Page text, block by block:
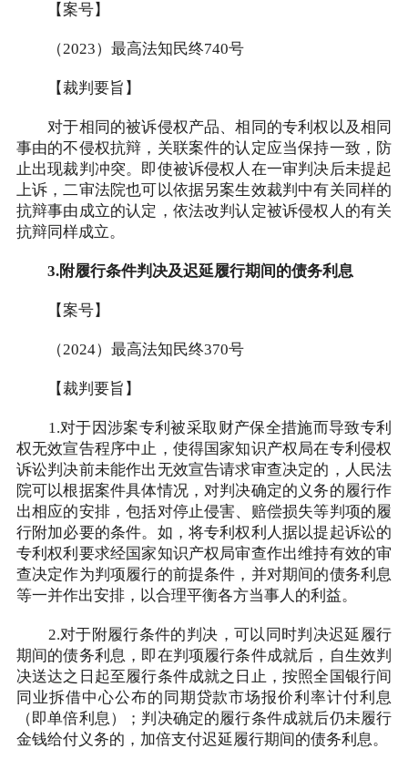
【案号】
（2023）最高法知民终740号
【裁判要旨】
对于相同的被诉侵权产品、相同的专利权以及相同
事由的不侵权抗辩，关联案件的认定应当保持一致，防
止出现裁判冲突。即使被诉侵权人在一审判决后未提起
上诉，二审法院也可以依据另案生效裁判中有关同样的
抗辩事由成立的认定，依法改判认定被诉侵权人的有关
抗辩同样成立。
3.附履行条件判决及迟延履行期间的债务利息
【案号】
（2024）最高法知民终370号
【裁判要旨】
1.对于因涉案专利被采取财产保全措施而导致专利
权无效宣告程序中止，使得国家知识产权局在专利侵权
诉讼判决前未能作出无效宣告请求审查决定的，人民法
院可以根据案件具体情况，对判决确定的义务的履行作
出相应的安排，包括对停止侵害、赔偿损失等判项的履
行附加必要的条件。如，将专利权利人据以提起诉讼的
专利权利要求经国家知识产权局审查作出维持有效的审
查决定作为判项履行的前提条件，并对期间的债务利息
等一并作出安排，以合理平衡各方当事人的利益。
2.对于附履行条件的判决，可以同时判决迟延履行
期间的债务利息，即在判项履行条件成就后，自生效判
决送达之日起至履行条件成就之日止，按照全国银行间
同业拆借中心公布的同期贷款市场报价利率计付利息
（即单倍利息）；判决确定的履行条件成就后仍未履行
金钱给付义务的，加倍支付迟延履行期间的债务利息。